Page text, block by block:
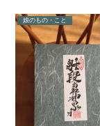
娘のもの・こと